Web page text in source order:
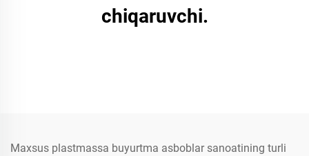
chiqaruvchi.
Maxsus plastmassa buyurtma asboblar sanoatining turli